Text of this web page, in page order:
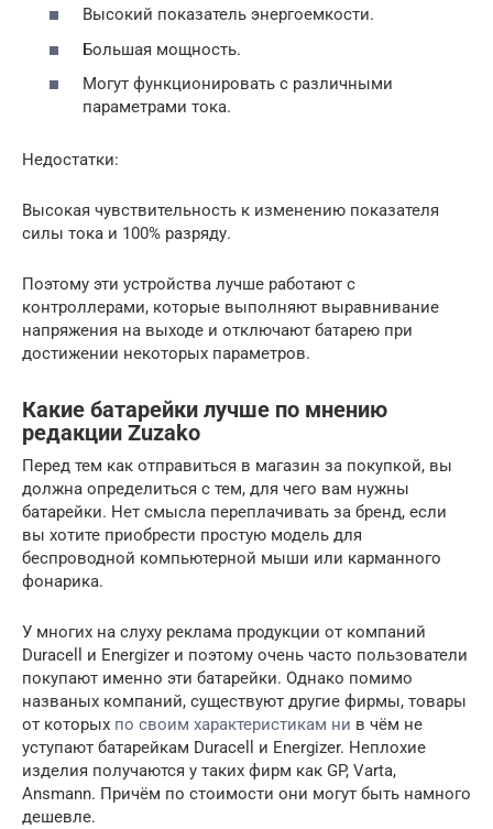
Высокий показатель энергоемкости.
Большая мощность.
Могут функционировать с различными
параметрами тока.
Недостатки:
Высокая чувствительность к изменению показателя
силы тока и 100% разряду.
Поэтому эти устройства лучше работают с
контроллерами, которые выполняют выравнивание
напряжения на выходе и отключают батарею при
достижении некоторых параметров.
Какие батарейки лучше по мнению
редакции Zuzako
Перед тем как отправиться в магазин за покупкой, вы
должна определиться с тем, для чего вам нужны
батарейки. Нет смысла переплачивать за бренд, если
вы хотите приобрести простую модель для
беспроводной компьютерной мыши или карманного
фонарика.
У многих на слуху реклама продукции от компаний
Duracell и Energizer и поэтому очень часто пользователи
покупают именно эти батарейки. Однако помимо
названых компаний, существуют другие фирмы, товары
от которых по своим характеристикам ни в чём не
уступают батарейкам Duracell и Energizer. Неплохие
изделия получаются у таких фирм как GP, Varta,
Ansmann. Причём по стоимости они могут быть намного
дешевле.